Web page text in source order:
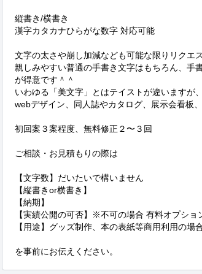
縦書き/横書き
漢字カタカナひらがな数字 対応可能
文字の太さや崩し加減なども可能な限りリクエ
親しみやすい普通の手書き文字はもちろん、手
が得意です＾＾
いわゆる「美文字」とはテイストが違いますが
webデザイン、同人誌やカタログ、展示会看板
初回案３案程度、無料修正２〜３回
ご相談・お見積もりの際は
【文字数】だいたいで構いません
【縦書きor横書き】
【納期】
【実績公開の可否】※不可の場合 有料オプショ
【用途】グッズ制作、本の表紙等商用利用の
を事前にお伝えください。